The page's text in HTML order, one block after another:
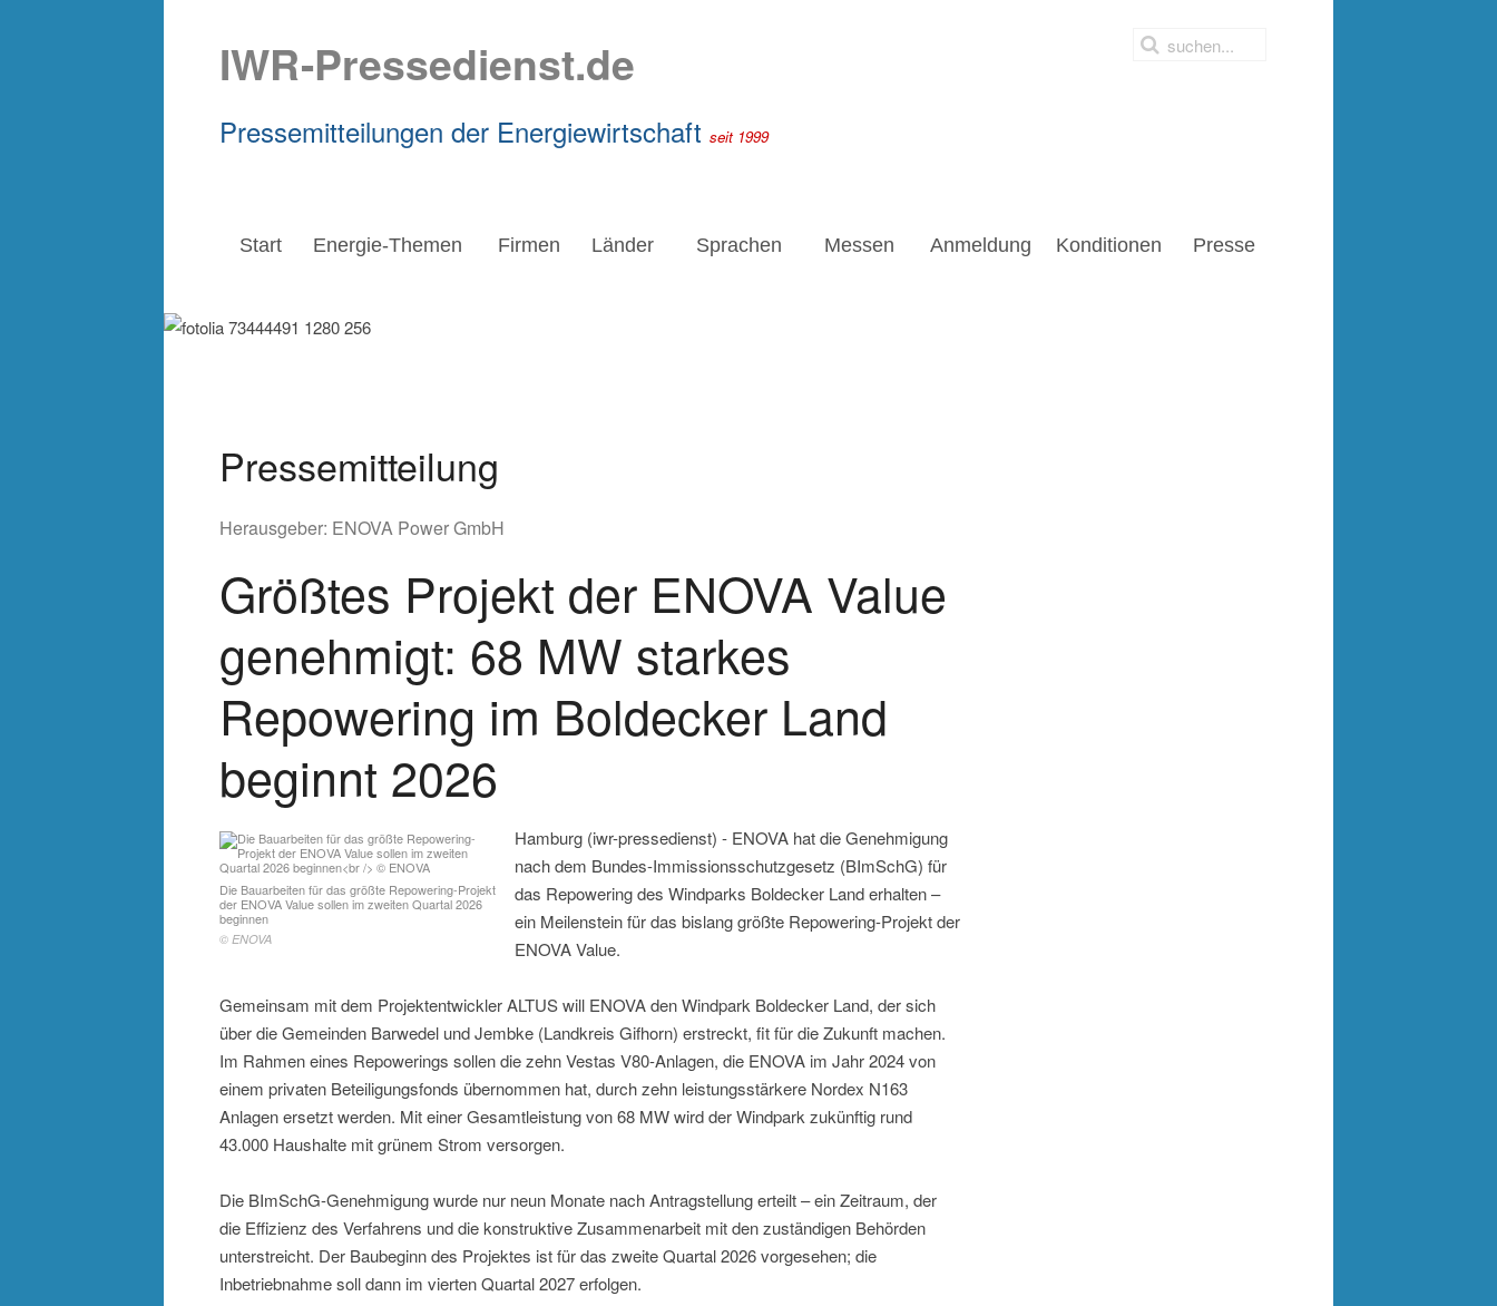
IWR-Pressedienst.de
Pressemitteilungen der Energiewirtschaft seit 1999
Start Energie-Themen Firmen Länder Sprachen Messen Anmeldung Konditionen Presse
Pressemitteilung
Herausgeber: ENOVA Power GmbH
Größtes Projekt der ENOVA Value
genehmigt: 68 MW starkes
Repowering im Boldecker Land
beginnt 2026
Die Bauarbeiten für das größte Repowering-Projekt
der ENOVA Value sollen im zweiten Quartal 2026
beginnen
© ENOVA
Hamburg (iwr-pressedienst) - ENOVA hat die Genehmigung
nach dem Bundes-Immissionsschutzgesetz (BImSchG) für
das Repowering des Windparks Boldecker Land erhalten –
ein Meilenstein für das bislang größte Repowering-Projekt der
ENOVA Value.
Gemeinsam mit dem Projektentwickler ALTUS will ENOVA den Windpark Boldecker Land, der sich
über die Gemeinden Barwedel und Jembke (Landkreis Gifhorn) erstreckt, fit für die Zukunft machen.
Im Rahmen eines Repowerings sollen die zehn Vestas V80-Anlagen, die ENOVA im Jahr 2024 von
einem privaten Beteiligungsfonds übernommen hat, durch zehn leistungsstärkere Nordex N163
Anlagen ersetzt werden. Mit einer Gesamtleistung von 68 MW wird der Windpark zukünftig rund
43.000 Haushalte mit grünem Strom versorgen.
Die BImSchG-Genehmigung wurde nur neun Monate nach Antragstellung erteilt – ein Zeitraum, der
die Effizienz des Verfahrens und die konstruktive Zusammenarbeit mit den zuständigen Behörden
unterstreicht. Der Baubeginn des Projektes ist für das zweite Quartal 2026 vorgesehen; die
Inbetriebnahme soll dann im vierten Quartal 2027 erfolgen.